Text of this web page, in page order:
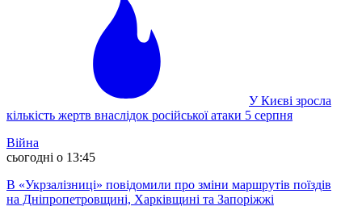
У Києві зросла
кількість жертв внаслідок російської атаки 5 серпня
Війна
сьогодні о 13:45
В «Укрзалізниці» повідомили про зміни маршрутів поїздів
на Дніпропетровщині, Харківщині та Запоріжжі